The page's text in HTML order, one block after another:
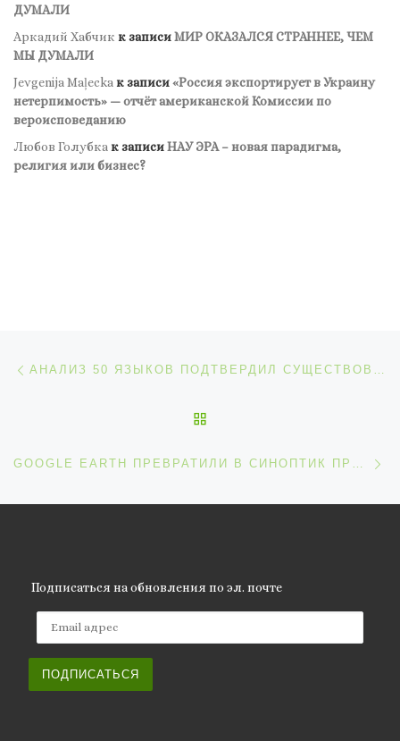
ДУМАЛИ
Аркадий Хабчик к записиМИР ОКАЗАЛСЯ СТРАННЕЕ, ЧЕМ
МЫ ДУМАЛИ
Jevgenija Maļecka к записи«Россия экспортирует в Украину
нетерпимость» — отчёт американской Комиссии по
вероисповеданию
Любов Голубка к записиНАУ ЭРА – новая парадигма,
религия или бизнес?
АНАЛИЗ 50 ЯЗЫКОВ ПОДТВЕРДИЛ СУЩЕСТВОВАНИЕ ДВУХ МЕХАНИЗМОВ МЫШЛЕНИЯ
GOOGLE EARTH ПРЕВРАТИЛИ В СИНОПТИК ПРОГНОЗА ПОГОДЫ
Подписаться на обновления по эл. почте
ПОДПИСАТЬСЯ